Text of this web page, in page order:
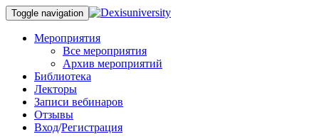
Toggle navigation
Мероприятия
Все мероприятия
Архив мероприятий
Библиотека
Лекторы
Записи вебинаров
Отзывы
Вход/Регистрация